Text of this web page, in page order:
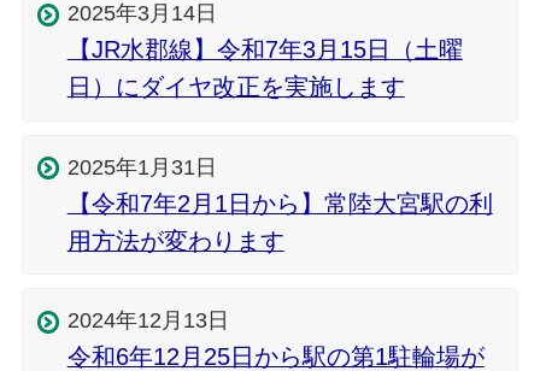
2025年3月14日
【JR水郡線】令和7年3月15日（土曜
日）にダイヤ改正を実施します
2025年1月31日
【令和7年2月1日から】常陸大宮駅の利
用方法が変わります
2024年12月13日
令和6年12月25日から駅の第1駐輪場が